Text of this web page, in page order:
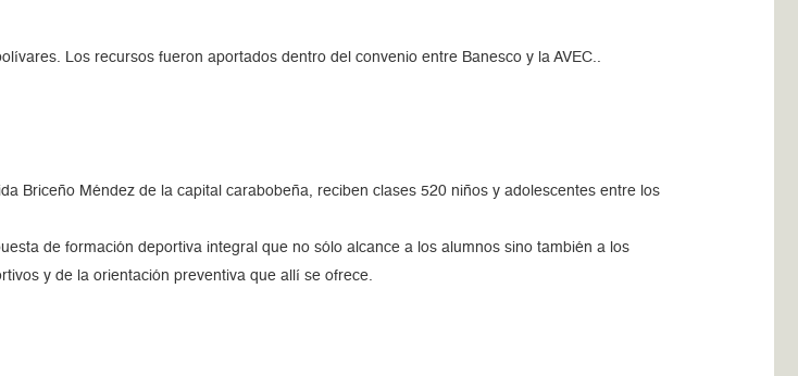
Los recursos fueron aportados dentro del convenio entre Banesco y la AVEC..
Briceño Méndez de la capital carabobeña, reciben clases 520 niños y adolescentes entre los
de formación deportiva integral que no sólo alcance a los alumnos sino también a los
y de la orientación preventiva que allí se ofrece.